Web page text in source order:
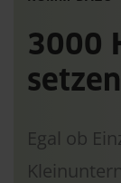
3000
Egal ob